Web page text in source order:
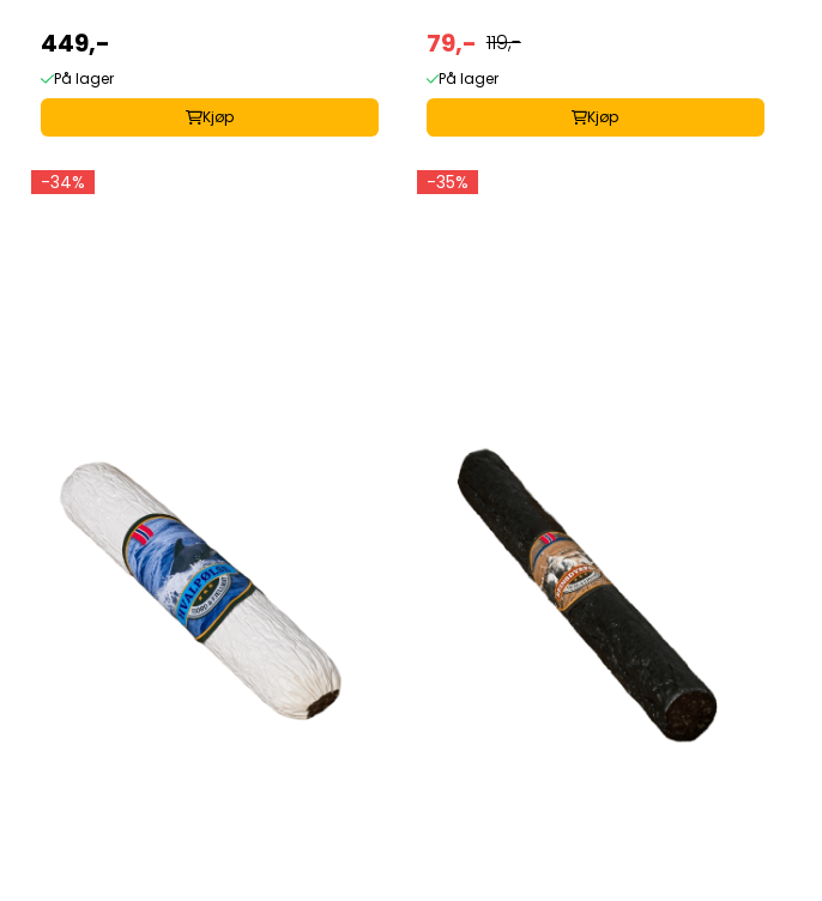
449,-
På lager
Kjøp
79,- 119,-
På lager
Kjøp
-34% -35%